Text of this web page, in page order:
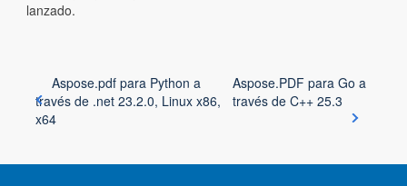
lanzado.
Aspose.pdf para Python a
través de .net 23.2.0, Linux x86,
x64
Aspose.PDF para Go a
través de C++ 25.3